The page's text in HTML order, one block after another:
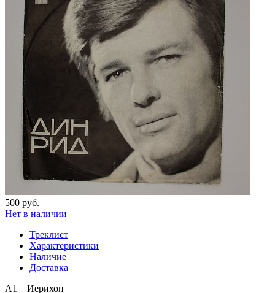
500 руб.
Нет в наличии
Треклист
Характеристики
Наличие
Доставка
A1 Иерихон